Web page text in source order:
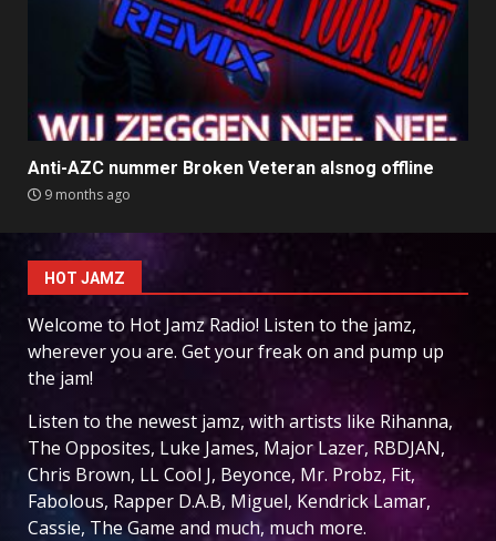
Anti-AZC nummer Broken Veteran alsnog offline
9 months ago
HOT JAMZ
Welcome to Hot Jamz Radio! Listen to the jamz,
wherever you are. Get your freak on and pump up
the jam!
Listen to the newest jamz, with artists like Rihanna,
The Opposites, Luke James, Major Lazer, RBDJAN,
Chris Brown, LL Cool J, Beyonce, Mr. Probz, Fit,
Fabolous, Rapper D.A.B, Miguel, Kendrick Lamar,
Cassie, The Game and much, much more.